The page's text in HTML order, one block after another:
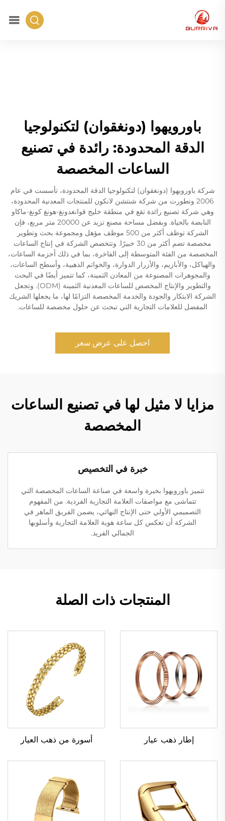
باورويهوا (دونغقوان) لتكنولوجيا
الدقة المحدودة: رائدة في تصنيع
الساعات المخصصة
شركة باورويهوا (دونغقوان) لتكنولوجيا الدقة المحدودة، تأسست في عام
2006 وتطورت من شركة شنتشن لانكون للمنتجات المعدنية المحدودة،
وهي شركة تصنيع رائدة تقع في منطقة خليج قوانغدونغ-هونغ كونغ-ماكاو
النابضة بالحياة. وبفضل مساحة مصنع تزيد عن 20000 متر مربع، فإن
الشركة توظف أكثر من 500 موظف مؤهل ومجموعة بحث وتطوير
مخصصة تضم أكثر من 30 خبيرًا. وتتخصص الشركة في إنتاج الساعات
المخصصة من الفئة المتوسطة إلى الفاخرة، بما في ذلك أحزمة الساعات،
والهياكل، والأبازيم، والأزرار الدوارة، والخواتم الذهبية، وأسطح الساعات،
والمجوهرات المصنوعة من المعادن الثمينة، كما تتميز أيضًا في البحث
والتطوير والإنتاج المخصص للساعات المعدنية الثمينة (ODM). وتجعل
الشركة الابتكار والجودة والخدمة المخصصة التزامًا لها، ما يجعلها الشريك
المفضل للعلامات التجارية التي تبحث عن حلول مخصصة للساعات.
احصل على عرض سعر
مزايا لا مثيل لها في تصنيع الساعات
المخصصة
خبرة في التخصيص
تتميز باورويهوا بخبرة واسعة في صناعة الساعات المخصصة التي
تتماشى مع مواصفات العلامة التجارية الفردية. من المفهوم
التصميمي الأولي حتى الإنتاج النهائي، يضمن الفريق الماهر في
الشركة أن تعكس كل ساعة هوية العلامة التجارية وأسلوبها
الجمالي الفريد.
المنتجات ذات الصلة
إطار ذهب عيار أسورة من ذهب العيار